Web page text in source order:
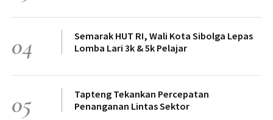
04
Semarak HUT RI, Wali Kota Sibolga Lepas
Lomba Lari 3k & 5k Pelajar
05
Tapteng Tekankan Percepatan
Penanganan Lintas Sektor